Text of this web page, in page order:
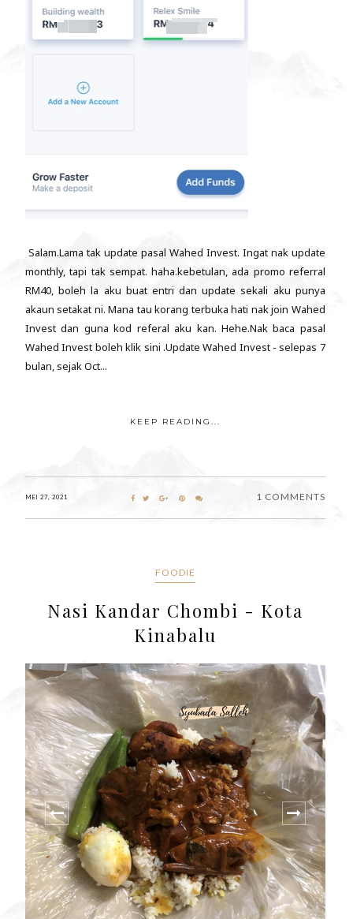
Salam.Lama tak update pasal Wahed Invest. Ingat nak update
monthly, tapi tak sempat. haha.kebetulan, ada promo referral
RM40, boleh la aku buat entri dan update sekali aku punya
akaun setakat ni. Mana tau korang terbuka hati nak join Wahed
Invest dan guna kod referal aku kan. Hehe.Nak baca pasal
Wahed Invest boleh klik sini .Update Wahed Invest - selepas 7
bulan, sejak Oct...
KEEP READING...
MEI 27, 2021 1 COMMENTS
FOODIE
Nasi Kandar Chombi - Kota
Kinabalu